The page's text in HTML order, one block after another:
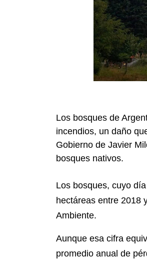
Los bosques de
incendios, un daño
Gobierno de Javier
bosques nativos.
Los bosques, cuyo
hectáreas entre 2018
Ambiente.
Aunque esa cifra
promedio anual de